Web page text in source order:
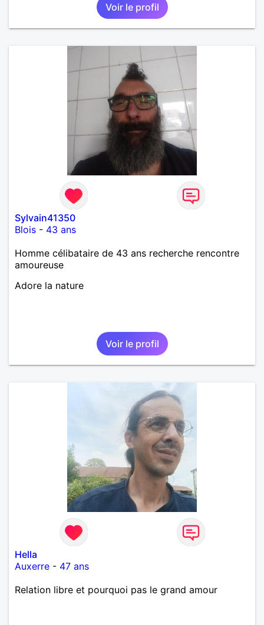
Voir le profil
Sylvain41350
Blois - 43 ans
Homme célibataire de 43 ans recherche rencontre
amoureuse
Adore la nature
Voir le profil
Hella
Auxerre - 47 ans
Relation libre et pourquoi pas le grand amour